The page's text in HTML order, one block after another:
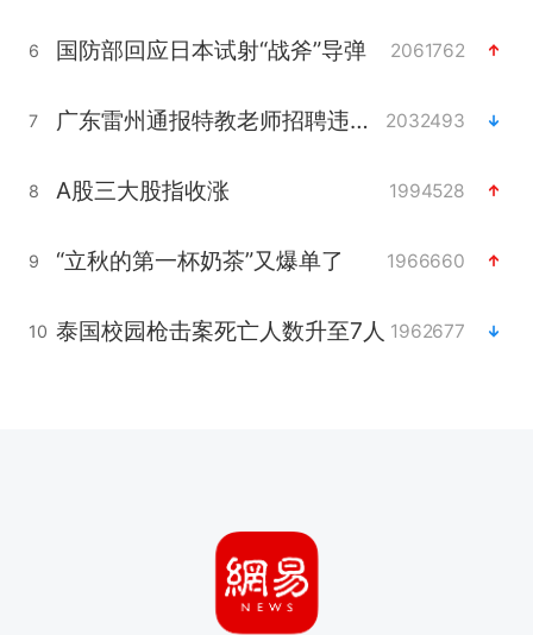
6 国防部回应日本试射“战斧”导弹 2061762
7 广东雷州通报特教老师招聘违规事件 2032493
8 A股三大股指收涨 1994528
9 “立秋的第一杯奶茶”又爆单了 1966660
10 泰国校园枪击案死亡人数升至7人 1962677